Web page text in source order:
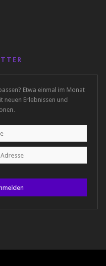
Etwa einmal im Monat
neuen Erlebnissen und